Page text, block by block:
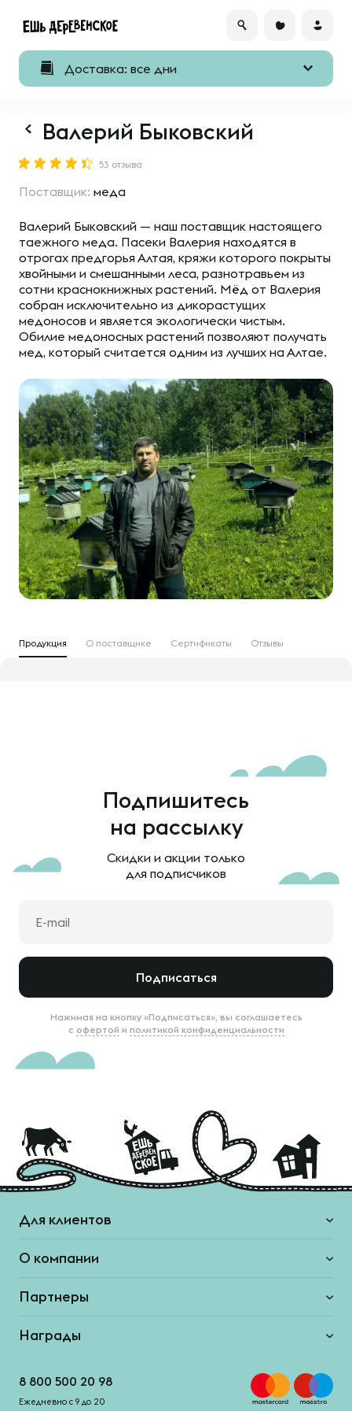
Доставка: все дни
Валерий Быковский
53 отзыва
Поставщик: меда
Валерий Быковский — наш поставщик настоящего
таежного меда. Пасеки Валерия находятся в
отрогах предгорья Алтая, кряжи которого покрыты
хвойными и смешанными леса, разнотравьем из
сотни краснокнижных растений. Мёд от Валерия
собран исключительно из дикорастущих
медоносов и является экологически чистым.
Обилие медоносных растений позволяют получать
мед, который считается одним из лучших на Алтае.
Продукция О поставщике Сертификаты Отзывы
Подпишитесь
на рассылку
Скидки и акции только
для подписчиков
Подписаться
Нажимая на кнопку «Подписаться», вы соглашаетесь
с офертой и политикой конфиденциальности
Для клиентов
О компании
Партнеры
Награды
8 800 500 20 98
Ежедневно с 9 до 20